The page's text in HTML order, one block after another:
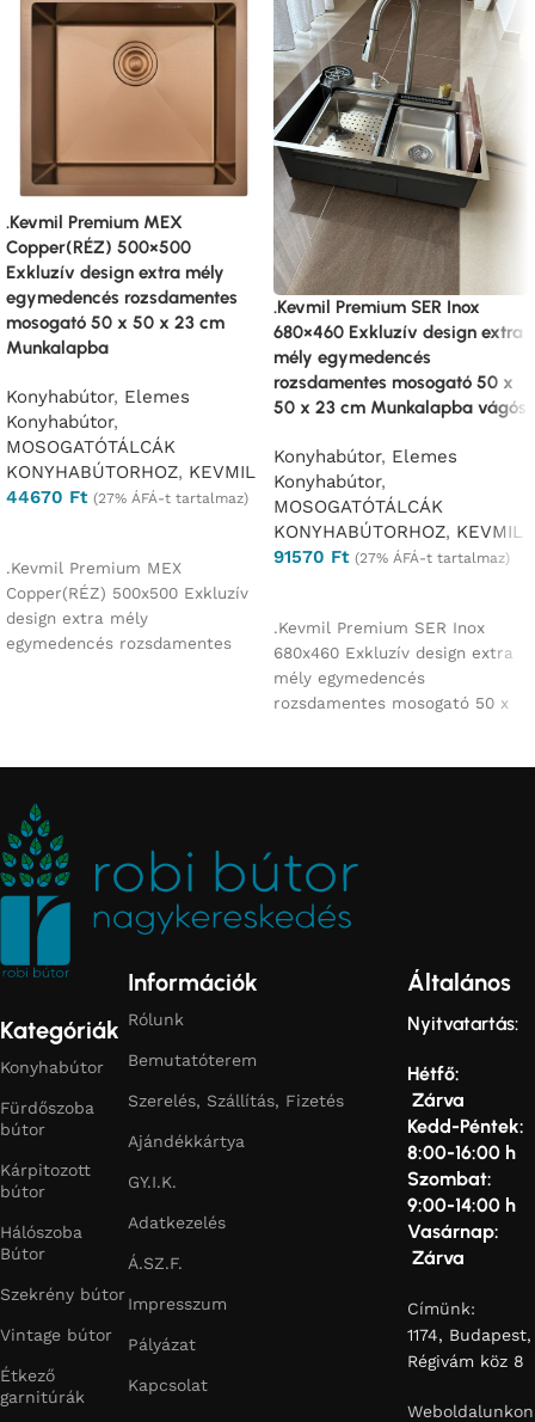
.Kevmil Premium MEX
Copper(RÉZ) 500×500
Exkluzív design extra mély
egymedencés rozsdamentes
mosogató 50 x 50 x 23 cm
Munkalapba
Konyhabútor, Elemes
Konyhabútor,
MOSOGATÓTÁLCÁK
KONYHABÚTORHOZ, KEVMIL
44670 Ft (27% ÁFÁ-t tartalmaz)
.Kevmil Premium MEX
Copper(RÉZ) 500x500 Exkluzív
design extra mély
egymedencés rozsdamentes
.Kevmil Premium SER Inox
680×460 Exkluzív design extra
mély egymedencés
rozsdamentes mosogató 50 x
50 x 23 cm Munkalapba vágós
Konyhabútor, Elemes
Konyhabútor,
MOSOGATÓTÁLCÁK
KONYHABÚTORHOZ, KEVMIL
91570 Ft (27% ÁFÁ-t tartalmaz)
.Kevmil Premium SER Inox
680x460 Exkluzív design extra
mély egymedencés
rozsdamentes mosogató 50 x
Kategóriák
Konyhabútor
Fürdőszoba
bútor
Kárpitozott
bútor
Hálószoba
Bútor
Szekrény bútor
Vintage bútor
Étkező
garnitúrák
Információk
Rólunk
Bemutatóterem
Szerelés, Szállítás, Fizetés
Ajándékkártya
GY.I.K.
Adatkezelés
Á.SZ.F.
Impresszum
Pályázat
Kapcsolat
Általános
Nyitvatartás:
Hétfő:
Zárva
Kedd-Péntek:
8:00-16:00 h
Szombat:
9:00-14:00 h
Vasárnap:
Zárva
Címünk:
1174, Budapest,
Régivám köz 8
Weboldalunkon